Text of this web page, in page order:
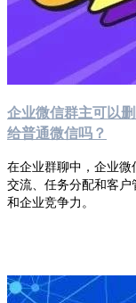
企业微信群主可以
给普通微信吗？
在企业群聊中，企业
交流、任务分配和客
和企业竞争力。